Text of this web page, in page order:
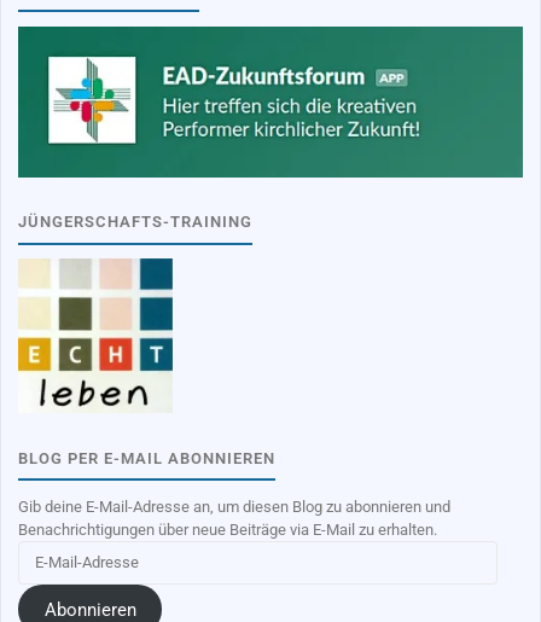
JÜNGERSCHAFTS-TRAINING
BLOG PER E-MAIL ABONNIEREN
Gib deine E-Mail-Adresse an, um diesen Blog zu abonnieren und
Benachrichtigungen über neue Beiträge via E-Mail zu erhalten.
Mail-
Adresse
Abonnieren